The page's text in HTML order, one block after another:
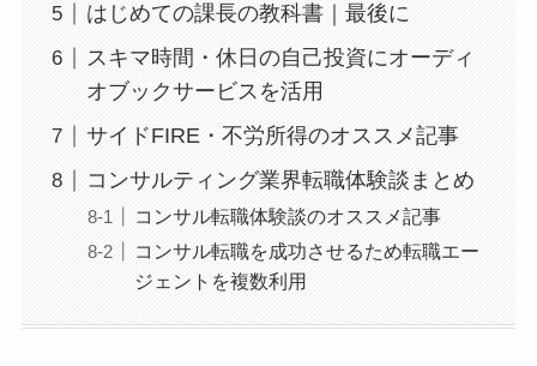
はじめての課長の教科書｜最後に
スキマ時間・休日の自己投資にオーディ
オブックサービスを活用
サイドFIRE・不労所得のオススメ記事
コンサルティング業界転職体験談まとめ
コンサル転職体験談のオススメ記事
コンサル転職を成功させるため転職エー
ジェントを複数利用